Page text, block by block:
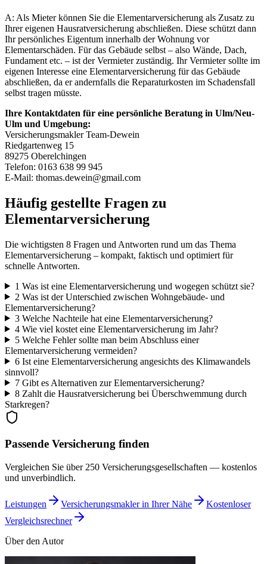
A: Als Mieter können Sie die Elementarversicherung als Zusatz zu
Ihrer eigenen Hausratversicherung abschließen. Diese schützt dann
Ihr persönliches Eigentum innerhalb der Wohnung vor
Elementarschäden. Für das Gebäude selbst – also Wände, Dach,
Fundament etc. – ist der Vermieter zuständig. Ihr Vermieter sollte im
eigenen Interesse eine Elementarversicherung für das Gebäude
abschließen, da er andernfalls die Reparaturkosten im Schadensfall
selbst tragen müsste.
Ihre Kontaktdaten für eine persönliche Beratung in Ulm/Neu-
Ulm und Umgebung:
Versicherungsmakler Team-Dewein
Riedgartenweg 15
89275 Oberelchingen
Telefon: 0163 638 99 945
E-Mail: thomas.dewein@gmail.com
Häufig gestellte Fragen zu
Elementarversicherung
Die wichtigsten 8 Fragen und Antworten rund um das Thema
Elementarversicherung – kompakt, faktisch und optimiert für
schnelle Antworten.
1 Was ist eine Elementarversicherung und wogegen schützt sie?
2 Was ist der Unterschied zwischen Wohngebäude- und
Elementarversicherung?
3Welche Nachteile hat eine Elementarversicherung?
4Wie viel kostet eine Elementarversicherung im Jahr?
5Welche Fehler sollte man beim Abschluss einer
Elementarversicherung vermeiden?
6Ist eine Elementarversicherung angesichts des Klimawandels
sinnvoll?
7Gibt es Alternativen zur Elementarversicherung?
8Zahlt die Hausratversicherung bei Überschwemmung durch
Starkregen?
Passende Versicherung finden
Vergleichen Sie über 250 Versicherungsgesellschaften — kostenlos
und unverbindlich.
Leistungen Versicherungsmakler in Ihrer Nähe
Kostenloser
Vergleichsrechner
Über den Autor